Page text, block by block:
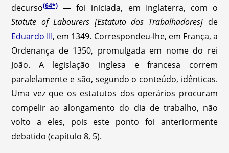
decurso(64*) — foi iniciada, em Inglaterra, com o
Statute of Labourers [Estatuto dos Trabalhadores] de
Eduardo III, em 1349. Correspondeu-lhe, em França, a
Ordenança de 1350, promulgada em nome do rei
João. A legislação inglesa e francesa correm
paralelamente e são, segundo o conteúdo, idênticas.
Uma vez que os estatutos dos operários procuram
compelir ao alongamento do dia de trabalho, não
volto a eles, pois este ponto foi anteriormente
debatido (capítulo 8, 5).